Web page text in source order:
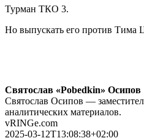
Турман ТКО 3.
Но выпускать его против Тима
Святослав «Pobedkin» Осипов
Святослав Осипов —
аналитических материалов.
vRINGe.com
2025-03-12T13:08:38+02:00